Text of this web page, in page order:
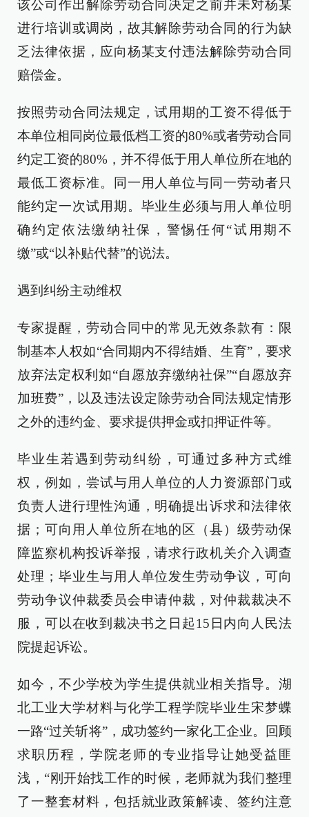
该公司作出解除劳动合同决定之前并未对杨某
进行培训或调岗，故其解除劳动合同的行为缺
乏法律依据，应向杨某支付违法解除劳动合同
赔偿金。
按照劳动合同法规定，试用期的工资不得低于
本单位相同岗位最低档工资的80%或者劳动合同
约定工资的80%，并不得低于用人单位所在地的
最低工资标准。同一用人单位与同一劳动者只
能约定一次试用期。毕业生必须与用人单位明
确约定依法缴纳社保，警惕任何“试用期不
缴”或“以补贴代替”的说法。
遇到纠纷主动维权
专家提醒，劳动合同中的常见无效条款有：限
制基本人权如“合同期内不得结婚、生育”，要求
放弃法定权利如“自愿放弃缴纳社保”“自愿放弃
加班费”，以及违法设定除劳动合同法规定情形
之外的违约金、要求提供押金或扣押证件等。
毕业生若遇到劳动纠纷，可通过多种方式维
权，例如，尝试与用人单位的人力资源部门或
负责人进行理性沟通，明确提出诉求和法律依
据；可向用人单位所在地的区（县）级劳动保
障监察机构投诉举报，请求行政机关介入调查
处理；毕业生与用人单位发生劳动争议，可向
劳动争议仲裁委员会申请仲裁，对仲裁裁决不
服，可以在收到裁决书之日起15日内向人民法
院提起诉讼。
如今，不少学校为学生提供就业相关指导。湖
北工业大学材料与化学工程学院毕业生宋梦蝶
一路“过关斩将”，成功签约一家化工企业。回顾
求职历程，学院老师的专业指导让她受益匪
浅，“刚开始找工作的时候，老师就为我们整理
了一整套材料，包括就业政策解读、签约注意